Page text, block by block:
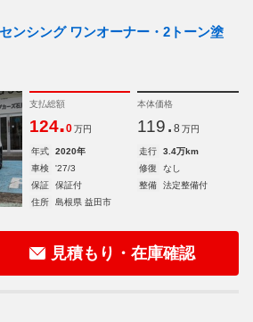
ンシング ワンオーナー・2トーン塗
支払総額
124.0 万円
本体価格
119. 8 万円
年式 2020年 走行
3.4万km
車検
'27/3 修復
なし
保証
保証付 整備
法定整備付
住所
島根県 益田市
見積もり・在庫確認